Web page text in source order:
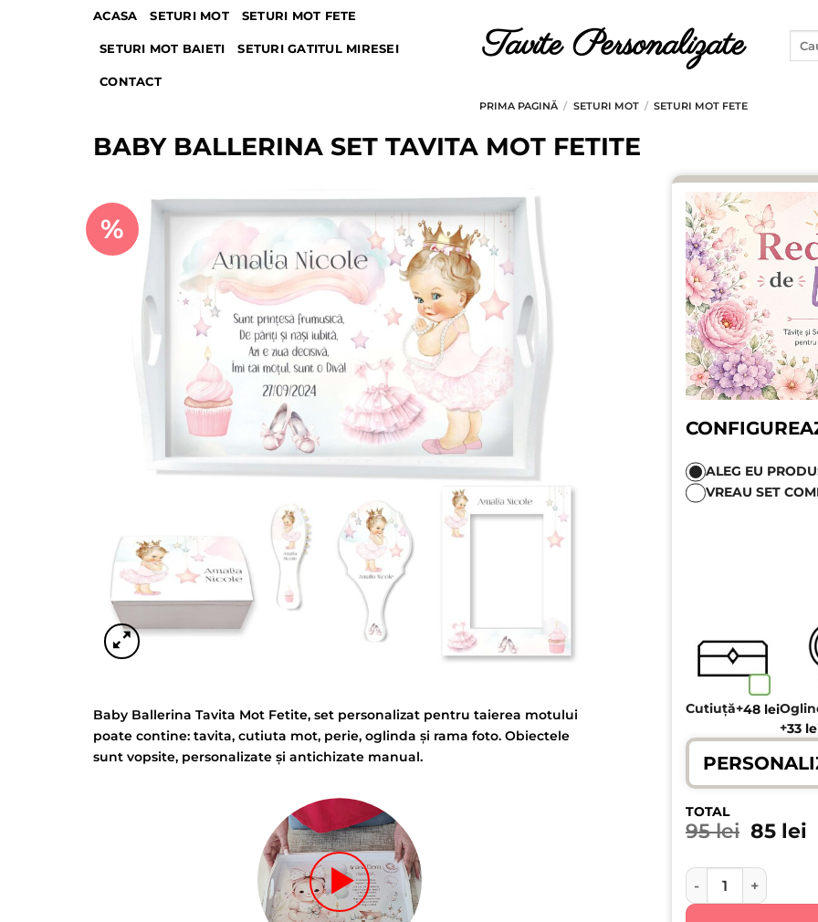
Tavite Personalizate
ACASA SETURI MOT SETURI MOT FETE
SETURI MOT BAIETI SETURI GATITUL MIRESEI
CONTACT
Caută
PRIMA PAGINĂ / SETURI MOT / SETURI MOT FETE
BABY BALLERINA SET TAVITA MOT FETITE
%
Baby Ballerina Tavita Mot Fetite, set personalizat pentru taierea motului
poate contine: tavita, cutiuta mot, perie, oglinda și rama foto. Obiectele
sunt vopsite, personalizate și antichizate manual.
ALEG EU
VREAU SET
Cutiuță+48 lei
+33
TOTAL
95lei Prețul
85 lei
Cantitate Baby